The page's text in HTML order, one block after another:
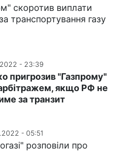
скоротив виплати
за транспортування газу
- 23:39
пригрозив "Газпрому"
якщо РФ не
за транзит
- 05:51
розповіли про